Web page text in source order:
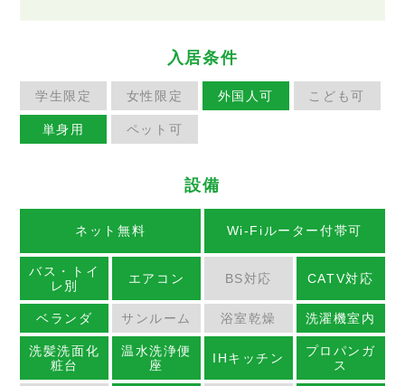
入居条件
学生限定 女性限定 外国人可 こども可
単身用 ペット可
設備
ネット無料 Wi-Fiルーター付帯可
バス・トイ
レ別
エアコン BS対応 CATV対応
ベランダ サンルーム 浴室乾燥 洗濯機室内
洗髪洗面化
粧台
温水洗浄便
座
IHキッチン
プロパンガ
ス